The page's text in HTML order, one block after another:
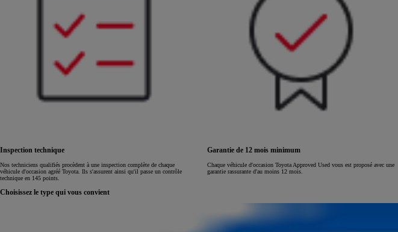
Inspection technique
Nos techniciens qualifiés procèdent à une inspection complète de chaque
véhicule d'occasion agréé Toyota. Ils s'assurent ainsi qu'il passe un contrôle
technique en 145 points.
Garantie de 12 mois minimum
Chaque véhicule d'occasion Toyota Approved Used vous est proposé avec une
garantie rassurante d'au moins 12 mois.
Choisissez le type qui vous convient